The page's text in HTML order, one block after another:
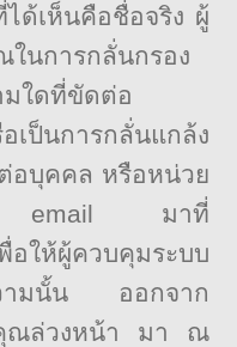
ด้เห็นคือชื่อจริง ผู้
นการกลั่นกรอง
มใดที่ขัดต่อ
เป็นการกลั่นแกล้ง
อบุคคล หรือหน่วย
email มาที่
อให้ผู้ควบคุมระบบ
วามนั้น ออกจาก
ณล่วงหน้า มา ณ